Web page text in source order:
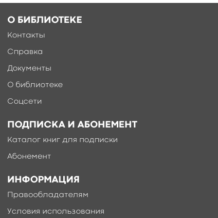
свернуть
Ещё больше материалов после
О БИБЛИОТЕКЕ
Контакты
Справка
Документы
О библиотеке
Соцсети
ПОДПИСКА И АБОНЕМЕНТ
Каталог книг для подписки
Абонемент
ИНФОРМАЦИЯ
Правообладателям
Условия использования